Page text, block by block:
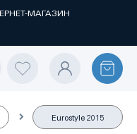
МАГАЗИН
Eurostyle 2015